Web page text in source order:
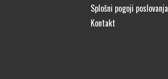
Splošni pogoji poslovanja
Kontakt